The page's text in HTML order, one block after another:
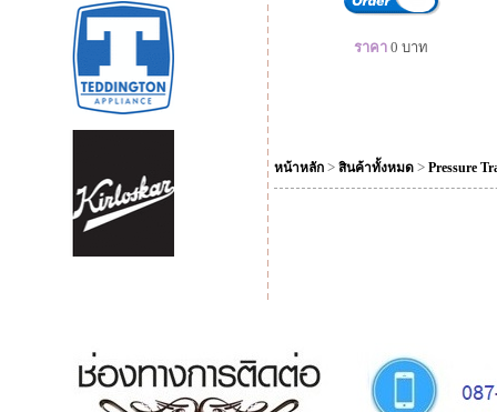
ราคา 0 บาท
หน้าหลัก > สินค้าทั้งหมด > Pressure